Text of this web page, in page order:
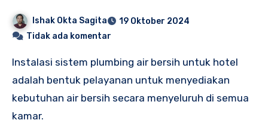
Hotel
Ishak Okta Sagita
19 Oktober 2024
Tidak ada komentar
Instalasi sistem plumbing air bersih untuk hotel
adalah bentuk pelayanan untuk menyediakan
kebutuhan air bersih secara menyeluruh di semua
kamar.